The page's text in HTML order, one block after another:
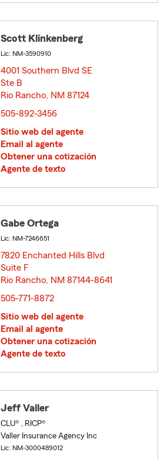
Scott Klinkenberg
Lic: NM-3590910
4001 Southern Blvd SE
Ste B
Rio Rancho, NM 87124
505-892-3456
Sitio web del agente
Email al agente
Obtener una cotización
Agente de texto
Gabe Ortega
Lic: NM-7246651
7820 Enchanted Hills Blvd
Suite F
Rio Rancho, NM 87144-8641
505-771-8872
Sitio web del agente
Email al agente
Obtener una cotización
Agente de texto
Jeff Valler
CLU® , RICP®
Valler Insurance Agency Inc
Lic: NM-3000489012